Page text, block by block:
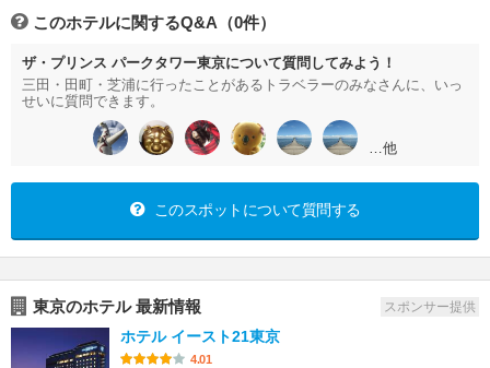
このホテルに関するQ&A（0件）
ザ・プリンス パークタワー東京について質問してみよう！
三田・田町・芝浦に行ったことがあるトラベラーのみなさんに、いっ
せいに質問できます。
…他
このスポットについて質問する
東京のホテル 最新情報 スポンサー提供
ホテル イースト21東京
4.01